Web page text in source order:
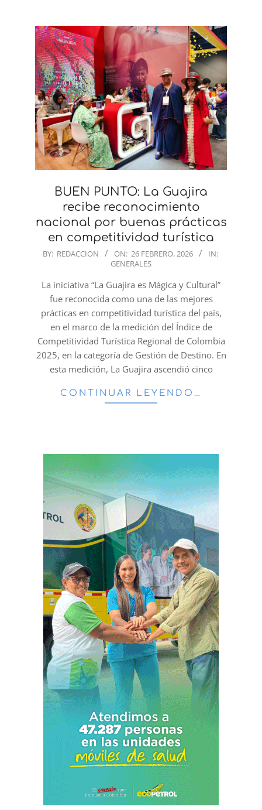
BUEN PUNTO: La Guajira
recibe reconocimiento
nacional por buenas prácticas
en competitividad turística
2026-
26
BY: REDACCION ON: 26 FEBRERO, 2026
IN:
GENERALES
La iniciativa “La Guajira es Mágica y Cultural”
fue reconocida como una de las mejores
prácticas en competitividad turística del país,
en el marco de la medición del Índice de
Competitividad Turística Regional de Colombia
2025, en la categoría de Gestión de Destino. En
esta medición, La Guajira ascendió cinco
CONTINUAR LEYENDO…